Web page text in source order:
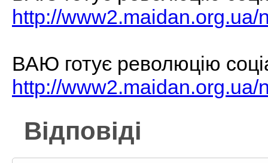
http://www2.maidan.org.ua/
ВАЮ готує революцію
http://
Відповіді